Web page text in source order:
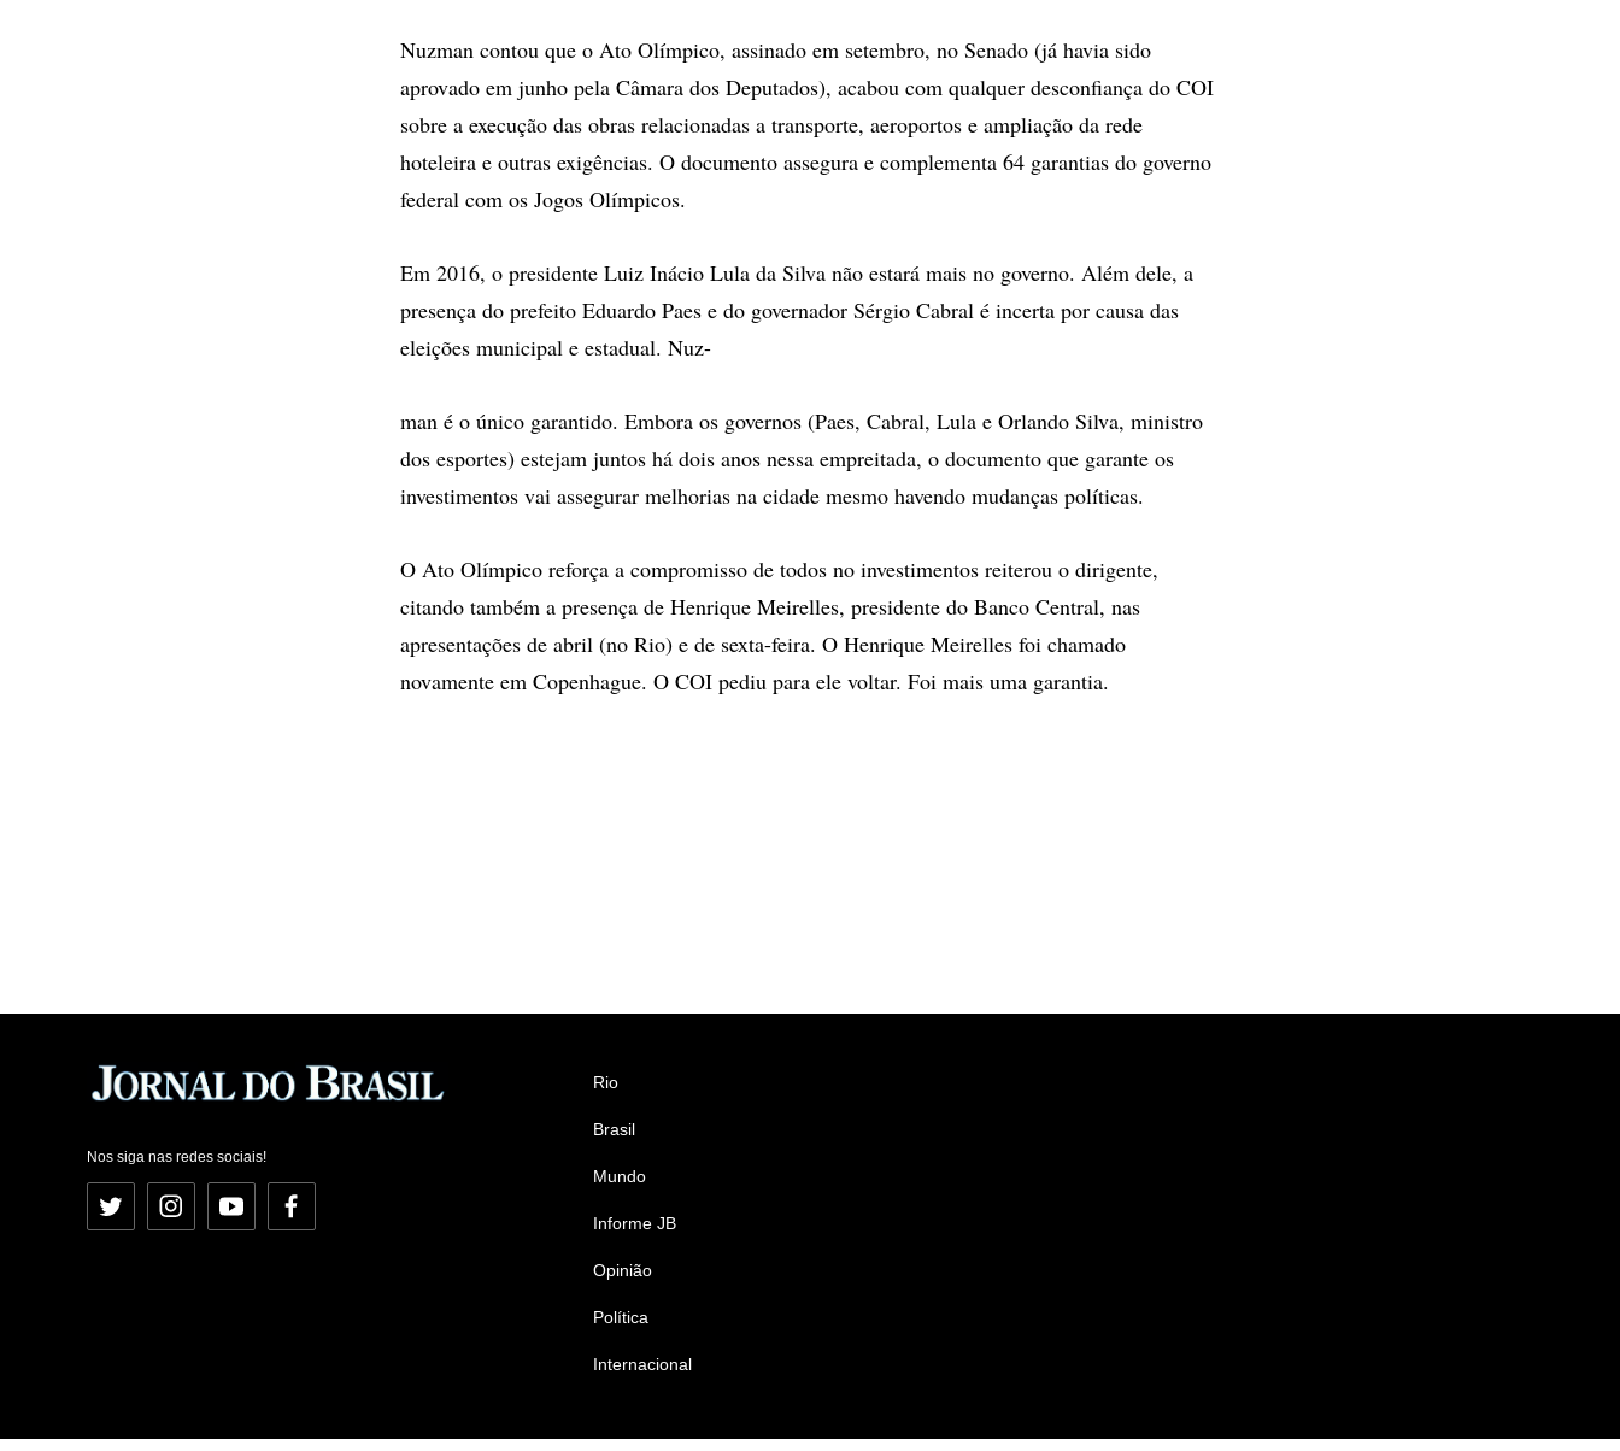
Nuzman contou que o Ato Olímpico, assinado em setembro, no Senado (já havia sido
aprovado em junho pela Câmara dos Deputados), acabou com qualquer desconfiança do COI
sobre a execução das obras relacionadas a transporte, aeroportos e ampliação da rede
hoteleira e outras exigências. O documento assegura e complementa 64 garantias do governo
federal com os Jogos Olímpicos.
Em 2016, o presidente Luiz Inácio Lula da Silva não estará mais no governo. Além dele, a
presença do prefeito Eduardo Paes e do governador Sérgio Cabral é incerta por causa das
eleições municipal e estadual. Nuz-
man é o único garantido. Embora os governos (Paes, Cabral, Lula e Orlando Silva, ministro
dos esportes) estejam juntos há dois anos nessa empreitada, o documento que garante os
investimentos vai assegurar melhorias na cidade mesmo havendo mudanças políticas.
O Ato Olímpico reforça a compromisso de todos no investimentos reiterou o dirigente,
citando também a presença de Henrique Meirelles, presidente do Banco Central, nas
apresentações de abril (no Rio) e de sexta-feira. O Henrique Meirelles foi chamado
novamente em Copenhague. O COI pediu para ele voltar. Foi mais uma garantia.
Nos siga nas redes sociais!
Twitter InstagramYouTubeFacebook
Rio
Brasil
Mundo
Informe JB
Opinião
Política
Internacional